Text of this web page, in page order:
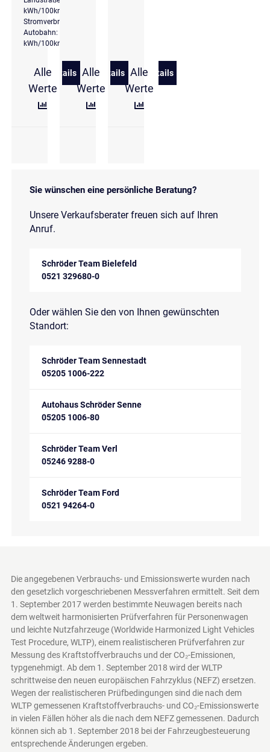
kWh/100km *,
Stromverbrauch
Autobahn: 25,7
kWh/100km *
Alle
Werte
Details
zu Hyundai TUCSON Plug-In-Hybrid 1.6 T-GDi Trend
Alle
Werte
Details
zu Hyundai TUCSON Plug-In-Hybrid
Alle
Werte
Details
zu Hyundai TUCSON
Sie wünschen eine persönliche Beratung?
Unsere Verkaufsberater freuen sich auf Ihren
Anruf.
Schröder Team Bielefeld
0521 329680-0
Oder wählen Sie den von Ihnen gewünschten
Standort:
Schröder Team Sennestadt
05205 1006-222
Autohaus Schröder Senne
05205 1006-80
Schröder Team Verl
05246 9288-0
Schröder Team Ford
0521 94264-0
Die angegebenen Verbrauchs- und Emissionswerte wurden nach
den gesetzlich vorgeschriebenen Messverfahren ermittelt. Seit dem
1. September 2017 werden bestimmte Neuwagen bereits nach
dem weltweit harmonisierten Prüfverfahren für Personenwagen
und leichte Nutzfahrzeuge (Worldwide Harmonized Light Vehicles
Test Procedure, WLTP), einem realistischeren Prüfverfahren zur
Messung des Kraftstoffverbrauchs und der CO₂-Emissionen,
typgenehmigt. Ab dem 1. September 2018 wird der WLTP
schrittweise den neuen europäischen Fahrzyklus (NEFZ) ersetzen.
Wegen der realistischeren Prüfbedingungen sind die nach dem
WLTP gemessenen Kraftstoffverbrauchs- und CO₂-Emissionswerte
in vielen Fällen höher als die nach dem NEFZ gemessenen. Dadurch
können sich ab 1. September 2018 bei der Fahrzeugbesteuerung
entsprechende Änderungen ergeben.